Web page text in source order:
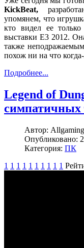
KickBeat,
упомянем, что
кто видел ее
выставки Е3 2012.
также
похож ни на что
Подробнее...
Legend of
симпатичных
Автор:
Опубликовано:
Категория: ПК
1 1 1 1 1 1 1 1 1 1